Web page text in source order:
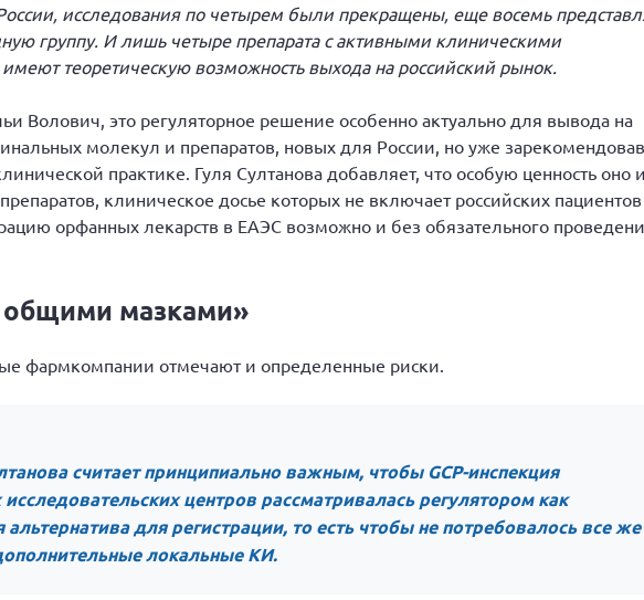
исследования по четырем были прекращены, еще восемь
группу. И лишь четыре препарата с активными клиническими
теоретическую возможность выхода на российский рынок.
Волович, это регуляторное решение особенно актуально для вывода на
молекул и препаратов, новых для России, но уже
практике. Гуля Султанова добавляет, что особую ценность оно
клиническое досье которых не включает российских пациентов
орфанных лекарств в ЕАЭС возможно и без обязательного
общими мазками»
фармкомпании отмечают и определенные риски.
считает принципиально важным, чтобы GCP-инспекция
центров рассматривалась регулятором как
альтернатива для регистрации, то есть чтобы не потребовалось все же
локальные КИ.